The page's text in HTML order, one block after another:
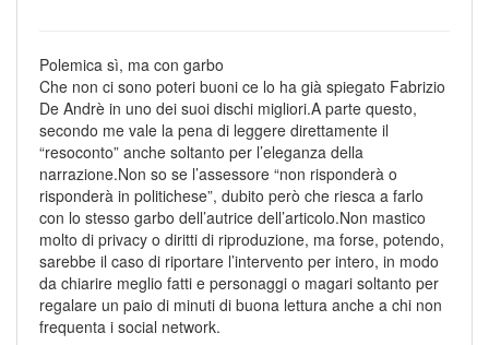
Polemica sì, ma con garbo
Che non ci sono poteri buoni ce lo ha già spiegato Fabrizio
De Andrè in uno dei suoi dischi migliori.A parte questo,
secondo me vale la pena di leggere direttamente il
“resoconto” anche soltanto per l’eleganza della
narrazione.Non so se l’assessore “non risponderà o
risponderà in politichese”, dubito però che riesca a farlo
con lo stesso garbo dell’autrice dell’articolo.Non mastico
molto di privacy o diritti di riproduzione, ma forse, potendo,
sarebbe il caso di riportare l’intervento per intero, in modo
da chiarire meglio fatti e personaggi o magari soltanto per
regalare un paio di minuti di buona lettura anche a chi non
frequenta i social network.